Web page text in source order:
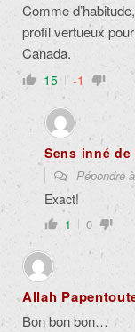
Comme
profil vertueux
Canada.
15 -1
Sens inné
Répondre à
Exact!
1 0
Allah
Bon bon bon…